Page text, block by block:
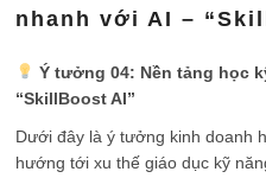
nhanh với AI –
Ý tưởng 04: Nền tảng học
“SkillBoost AI”
Dưới đây là ý tưởng kinh doanh
hướng tới xu thế giáo dục kỹ